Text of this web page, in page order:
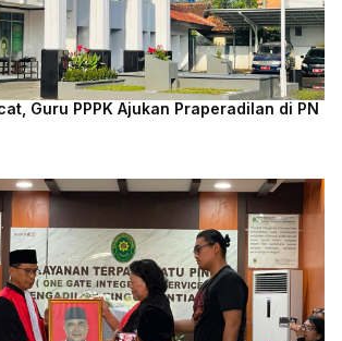
Guru PPPK Ajukan Praperadilan di PN